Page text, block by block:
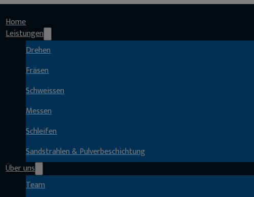
Home
Leistungen
Drehen
Fräsen
Schweissen
Messen
Schleifen
Sandstrahlen & Pulverbeschichtung
Über uns
Team